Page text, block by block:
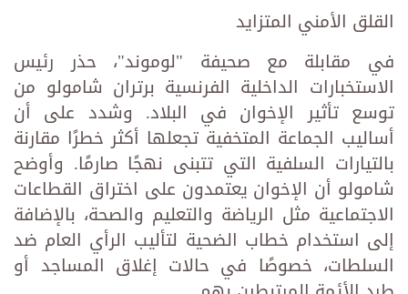
القلق الأمني المتزايد
في مقابلة مع صحيفة "لوموند"، حذر رئيس
الاستخبارات الداخلية الفرنسية برتران شامولو من
توسع تأثير الإخوان في البلاد. وشدد على أن
أساليب الجماعة المتخفية تجعلها أكثر خطرًا مقارنة
بالتيارات السلفية التي تتبنى نهجًا صارمًا. وأوضح
شامولو أن الإخوان يعتمدون على اختراق القطاعات
الاجتماعية مثل الرياضة والتعليم والصحة، بالإضافة
إلى استخدام خطاب الضحية لتأليب الرأي العام ضد
السلطات، خصوصًا في حالات إغلاق المساجد أو